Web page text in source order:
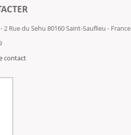
2 Rue du Sehu 80160 Saint-Sauflieu - France
contact